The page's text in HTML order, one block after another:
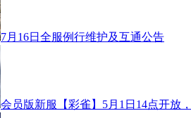
7月16日全服例行维护及互通公告
会员版新服【彩雀】5月1日14点开放